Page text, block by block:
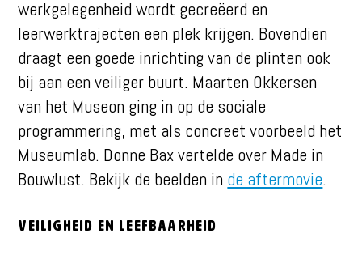
werkgelegenheid wordt gecreëerd en
leerwerktrajecten een plek krijgen. Bovendien
draagt een goede inrichting van de plinten ook
bij aan een veiliger buurt. Maarten Okkersen
van het Museon ging in op de sociale
programmering, met als concreet voorbeeld het
Museumlab. Donne Bax vertelde over Made in
Bouwlust. Bekijk de beelden in de aftermovie.
Veiligheid en Leefbaarheid